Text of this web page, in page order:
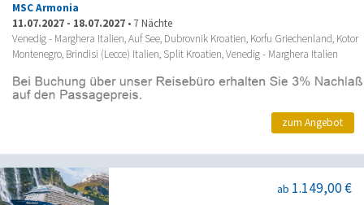
MSC Armonia
11.07.2027 - 18.07.2027 • 7 Nächte
Venedig - Marghera Italien, Auf See, Dubrovnik Kroatien, Korfu Griechenland, Kotor
Montenegro, Brindisi (Lecce) Italien, Split Kroatien, Venedig - Marghera Italien
zum Angebot
ab 1.149,00 €